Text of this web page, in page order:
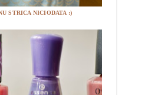
STRICA NICIODATA :)